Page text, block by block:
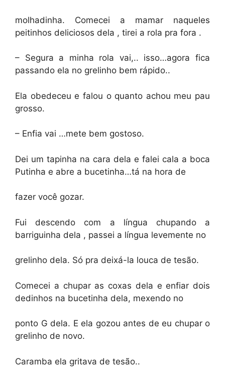
molhadinha. Comecei a mamar naqueles
peitinhos deliciosos dela , tirei a rola pra fora .
– Segura a minha rola vai,.. isso…agora fica
passando ela no grelinho bem rápido..
Ela obedeceu e falou o quanto achou meu pau
grosso.
– Enfia vai …mete bem gostoso.
Dei um tapinha na cara dela e falei cala a boca
Putinha e abre a bucetinha…tá na hora de
fazer você gozar.
Fui descendo com a língua chupando a
barriguinha dela , passei a língua levemente no
grelinho dela. Só pra deixá-la louca de tesão.
Comecei a chupar as coxas dela e enfiar dois
dedinhos na bucetinha dela, mexendo no
ponto G dela. E ela gozou antes de eu chupar o
grelinho de novo.
Caramba ela gritava de tesão..